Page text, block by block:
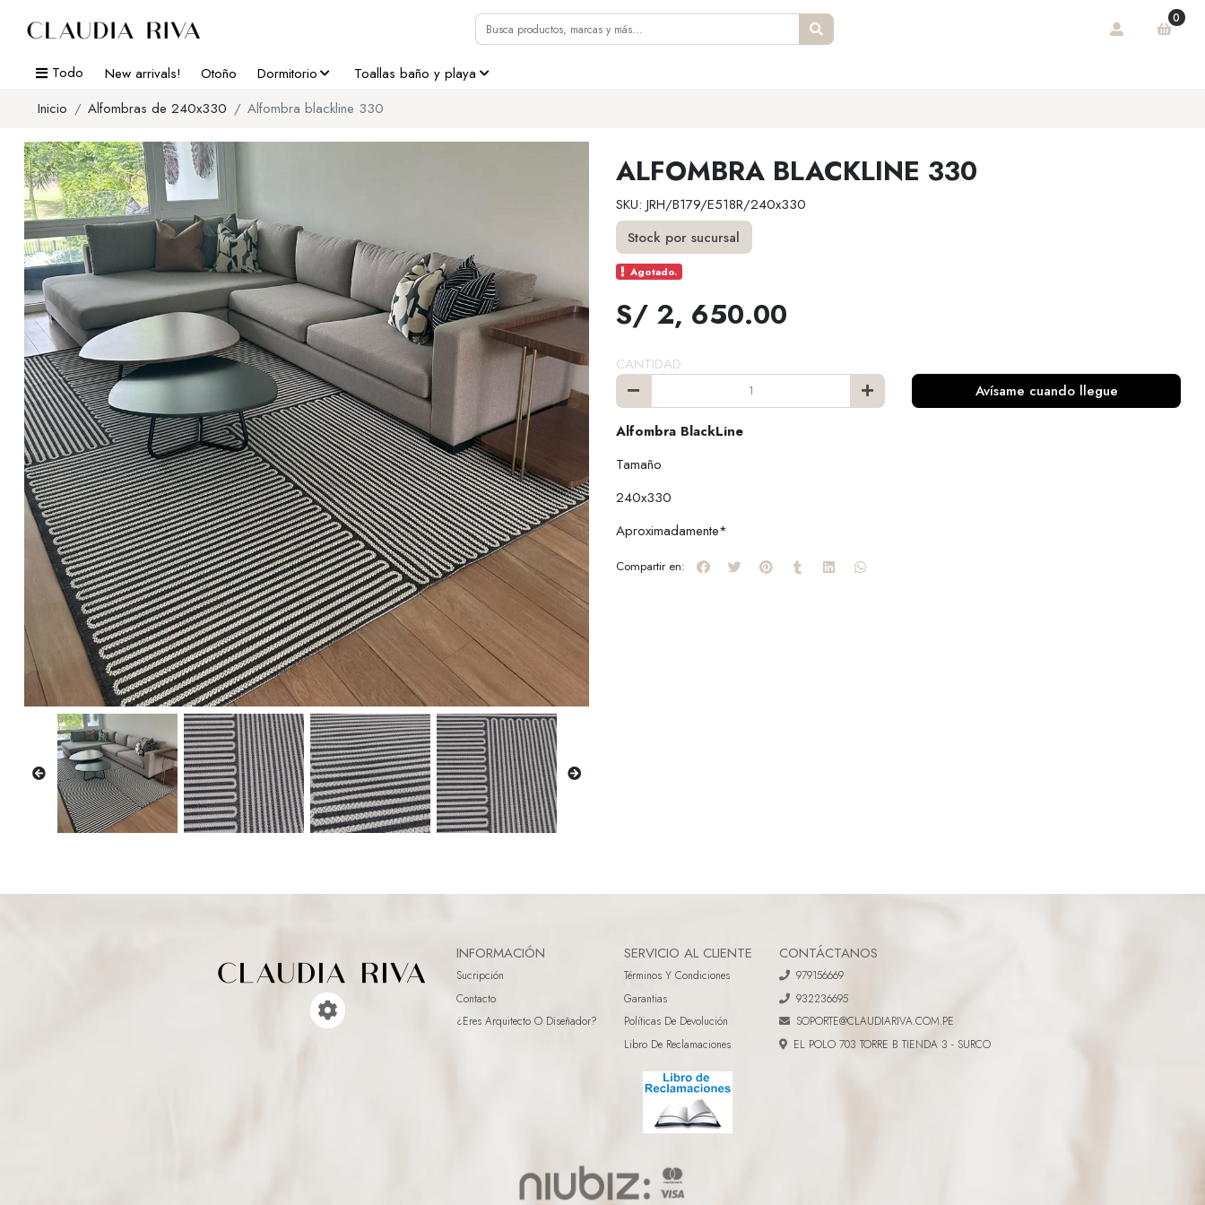
0
Todo New arrivals! Otoño Dormitorio
Toallas baño y playa
Inicio
Alfombras de 240x330 Alfombra blackline 330
ALFOMBRA BLACKLINE 330
SKU: JRH/B179/E518R/240x330
Stock por sucursal
Agotado.
S/ 2, 650.00
CANTIDAD
Avísame cuando llegue
Alfombra BlackLine
Tamaño
240x330
Aproximadamente*
Compartir en:
INFORMACIÓN
Sucripción
Contacto
¿eres Arquitecto O Diseñador?
SERVICIO AL CLIENTE
Términos Y Condiciones
Garantias
Políticas De Devolución
Libro De Reclamaciones
CONTÁCTANOS
979156669
932236695
SOPORTE@CLAUDIARIVA.COM.PE
EL POLO 703 TORRE B TIENDA 3 - SURCO